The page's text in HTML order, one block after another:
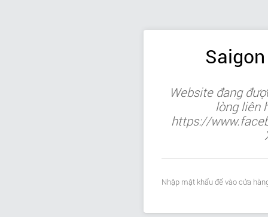
Website đang
lòng liên
https://
Nhập mật khẩu để vào cửa